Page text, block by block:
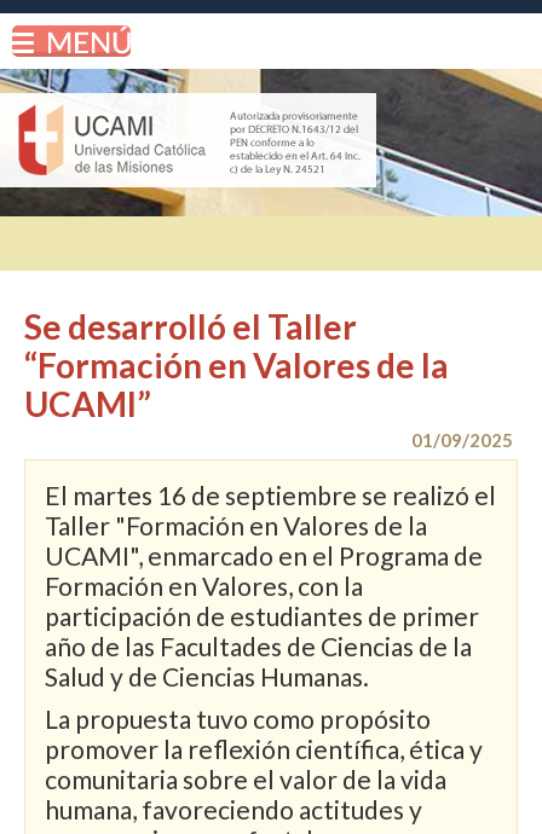
Se desarrolló el Taller
“Formación en Valores de la
UCAMI”
01/09/2025
El martes 16 de septiembre se realizó el
Taller "Formación en Valores de la
UCAMI", enmarcado en el Programa de
Formación en Valores, con la
participación de estudiantes de primer
año de las Facultades de Ciencias de la
Salud y de Ciencias Humanas.
La propuesta tuvo como propósito
promover la reflexión científica, ética y
comunitaria sobre el valor de la vida
humana, favoreciendo actitudes y